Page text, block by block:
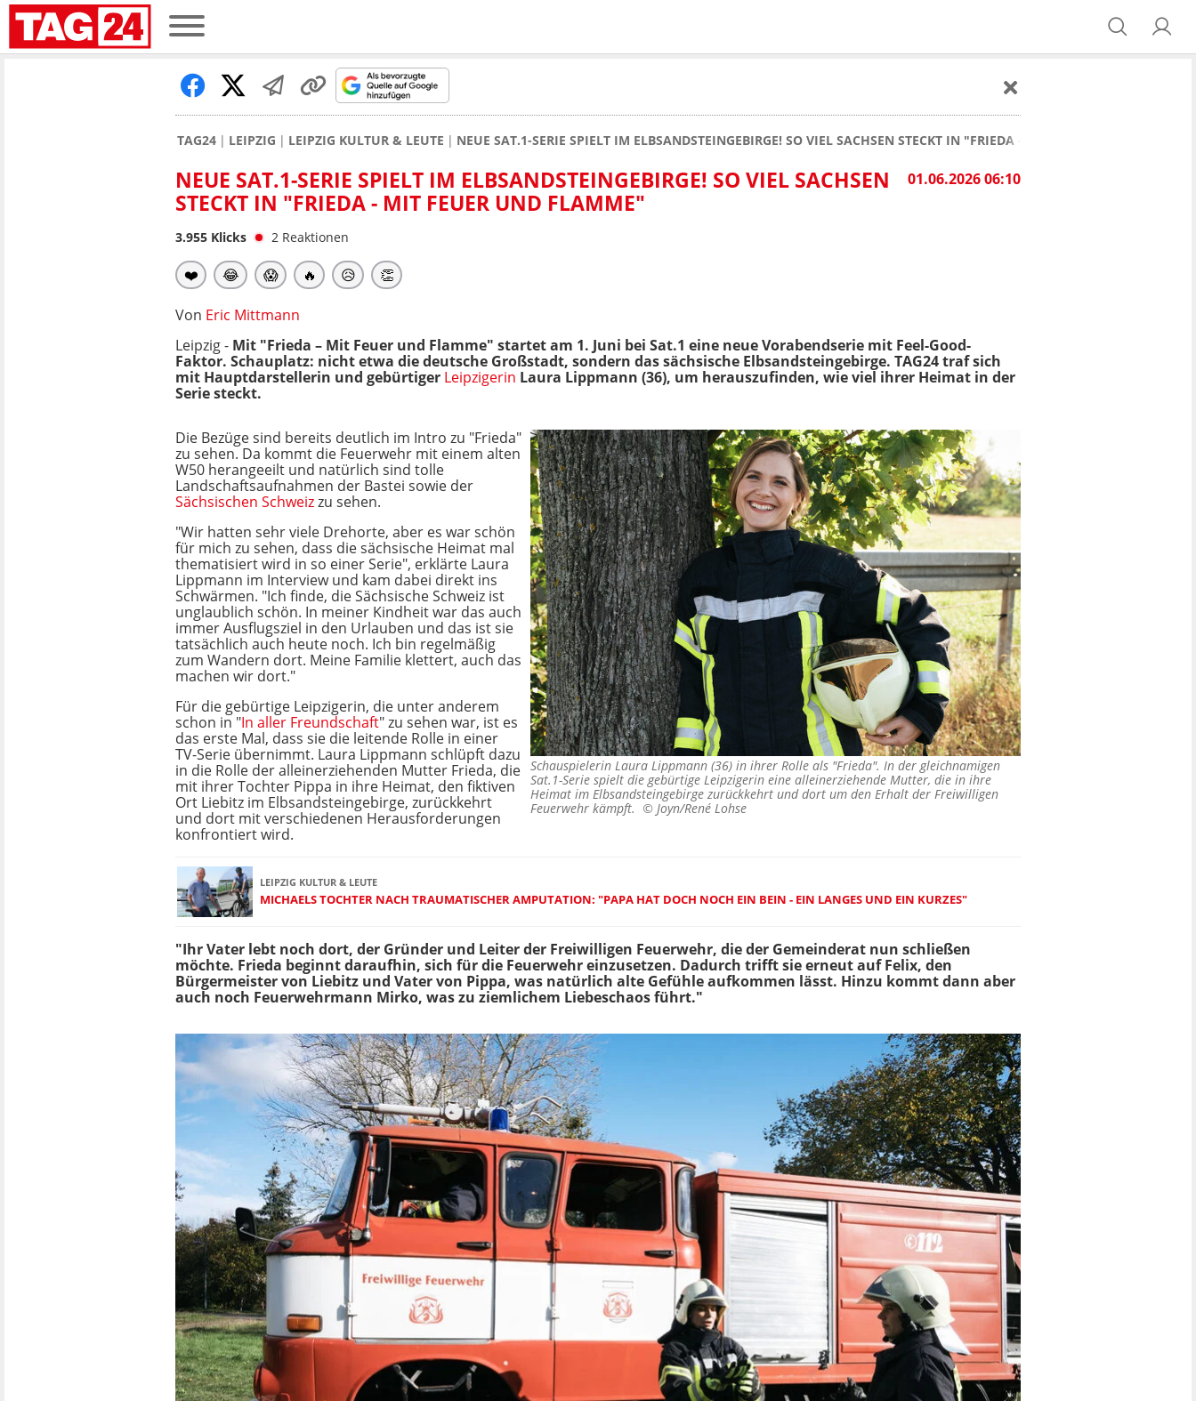
TAG24 LEIPZIG LEIPZIG KULTUR & LEUTE NEUE SAT.1-SERIE SPIELT IM ELBSANDSTEINGEBIRGE! SO VIEL SACHSEN STECKT IN "FRIEDA - MIT FEUER UND FLAMME"
01.06.2026 06:10
NEUE SAT.1-SERIE SPIELT IM ELBSANDSTEINGEBIRGE! SO VIEL SACHSEN
STECKT IN "FRIEDA - MIT FEUER UND FLAMME"
3.955 Klicks 2 Reaktionen
❤️ 😂 😱 🔥 😥 👏
Von Eric Mittmann
Leipzig - Mit "Frieda – Mit Feuer und Flamme" startet am 1. Juni bei Sat.1 eine neue Vorabendserie mit Feel-Good-
Faktor. Schauplatz: nicht etwa die deutsche Großstadt, sondern das sächsische Elbsandsteingebirge. TAG24 traf sich
mit Hauptdarstellerin und gebürtiger Leipzigerin Laura Lippmann (36), um herauszufinden, wie viel ihrer Heimat in der
Serie steckt.
Schauspielerin Laura Lippmann (36) in ihrer Rolle als "Frieda". In der gleichnamigen
Sat.1-Serie spielt die gebürtige Leipzigerin eine alleinerziehende Mutter, die in ihre
Heimat im Elbsandsteingebirge zurückkehrt und dort um den Erhalt der Freiwilligen
Feuerwehr kämpft. © Joyn/René Lohse
Die Bezüge sind bereits deutlich im Intro zu "Frieda"
zu sehen. Da kommt die Feuerwehr mit einem alten
W50 herangeeilt und natürlich sind tolle
Landschaftsaufnahmen der Bastei sowie der
Sächsischen Schweizzu sehen.
"Wir hatten sehr viele Drehorte, aber es war schön
für mich zu sehen, dass die sächsische Heimat mal
thematisiert wird in so einer Serie", erklärte Laura
Lippmann im Interview und kam dabei direkt ins
Schwärmen. "Ich finde, die Sächsische Schweiz ist
unglaublich schön. In meiner Kindheit war das auch
immer Ausflugsziel in den Urlauben und das ist sie
tatsächlich auch heute noch. Ich bin regelmäßig
zum Wandern dort. Meine Familie klettert, auch das
machen wir dort."
Für die gebürtige Leipzigerin, die unter anderem
schon in "In aller Freundschaft" zu sehen war, ist es
das erste Mal, dass sie die leitende Rolle in einer
TV-Serie übernimmt. Laura Lippmann schlüpft dazu
in die Rolle der alleinerziehenden Mutter Frieda, die
mit ihrer Tochter Pippa in ihre Heimat, den fiktiven
Ort Liebitz im Elbsandsteingebirge, zurückkehrt
und dort mit verschiedenen Herausforderungen
konfrontiert wird.
LEIPZIG KULTUR & LEUTE
MICHAELS TOCHTER NACH TRAUMATISCHER AMPUTATION: "PAPA HAT DOCH NOCH EIN BEIN - EIN LANGES UND EIN KURZES"
"Ihr Vater lebt noch dort, der Gründer und Leiter der Freiwilligen Feuerwehr, die der Gemeinderat nun schließen
möchte. Frieda beginnt daraufhin, sich für die Feuerwehr einzusetzen. Dadurch trifft sie erneut auf Felix, den
Bürgermeister von Liebitz und Vater von Pippa, was natürlich alte Gefühle aufkommen lässt. Hinzu kommt dann aber
auch noch Feuerwehrmann Mirko, was zu ziemlichem Liebeschaos führt."